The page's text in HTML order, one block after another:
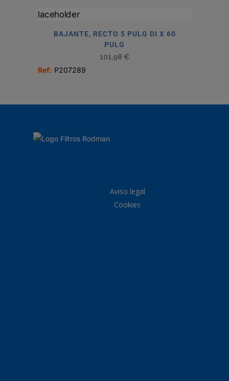
BAJANTE, RECTO 5 PULG DI X 60
PULG
101,98 €
Ref: P207289
Aviso legal
Cookies